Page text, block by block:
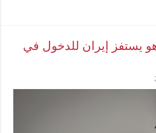
يستفز إيران للدخول في